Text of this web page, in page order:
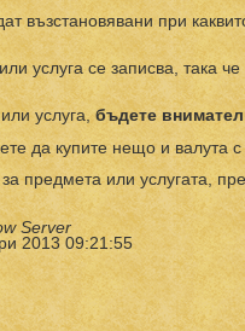
възстановявани при
услуга се записва, така
услуга,бъдете
да купите нещо и валута с
предмета или услугата,
Server
2013 09:21:55